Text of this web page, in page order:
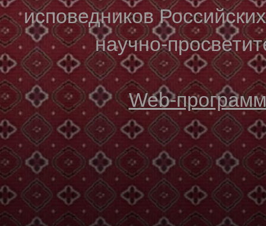
исповедников
научно-
Web-